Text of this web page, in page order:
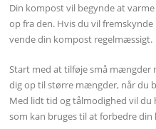
Din kompost vil begynde at
op fra den. Hvis du vil
vende din kompost regelmæssigt.
Start med at tilføje små mængder
dig op til større mængder, når du
Med lidt tid og tålmodighed vil
som kan bruges til at forbedre